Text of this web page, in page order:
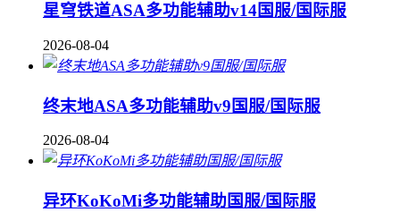
星穹铁道ASA多功能辅助v14国服/国际服
2026-08-04
终末地ASA多功能辅助v9国服/国际服
2026-08-04
异环KoKoMi多功能辅助国服/国际服